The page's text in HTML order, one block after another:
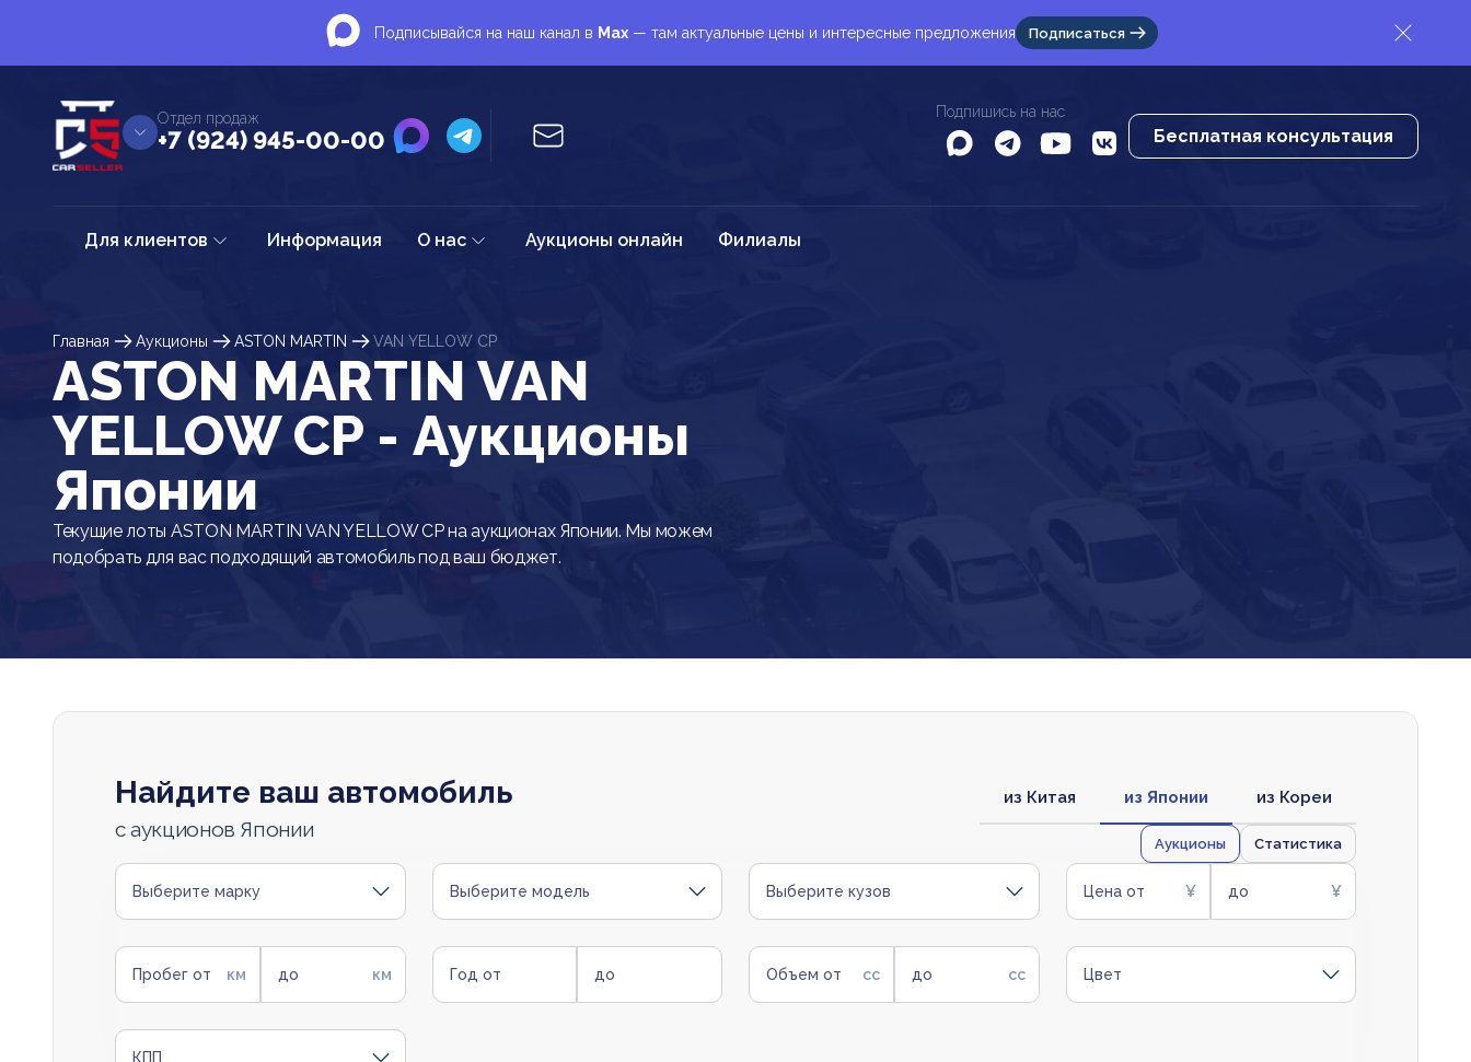
Подписывайся на наш канал в Max — там актуальные цены и интересные предложения Подписаться
Отдел продаж
+7 (924) 945-00-00
Подпишись на нас
Бесплатная консультация
Для клиентов Информация О нас Аукционы онлайн Филиалы
Главная Аукционы ASTON MARTIN VAN YELLOW CP
ASTON MARTIN VAN
YELLOW CP - Аукционы
Японии
Текущие лоты ASTON MARTIN VAN YELLOW CP на аукционах Японии. Мы можем
подобрать для вас подходящий автомобиль под ваш бюджет.
Найдите ваш автомобиль
с аукционов Японии
из Китая из Японии из Кореи
Аукционы Статистика
Выберите марку Выберите модель Выберите кузов Цена от до
Пробег от до Год от до Объем от до Цвет
КПП